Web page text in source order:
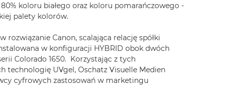
koloru białego oraz koloru pomarańczowego -
palety kolorów.
Canon, scalająca relację spółki
w konfiguracji HYBRID obok dwóch
Colorado 1650. Korzystając z tych
technologię UVgel, Oschatz Visuelle Medien
cyfrowych zastosowań w marketingu